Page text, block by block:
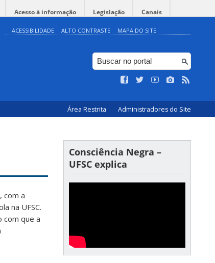
Acesso à informação Legislação Canais
ACESSIBILIDADE ALTO CONTRASTE MAPA DO SITE
Área Restrita Administradores do Site
com a
na UFSC.
com que a
Consciência Negra –
UFSC explica